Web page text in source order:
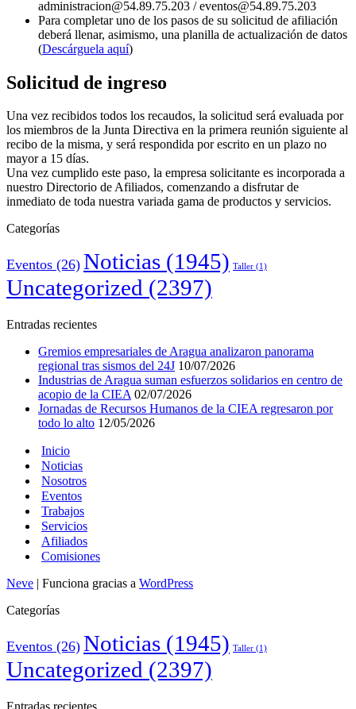
administracion@54.89.75.203 / eventos@54.89.75.203
Para completar uno de los pasos de su solicitud de afiliación
deberá llenar, asimismo, una planilla de actualización de datos
(Descárguela aquí)
Solicitud de ingreso
Una vez recibidos todos los recaudos, la solicitud será evaluada por
los miembros de la Junta Directiva en la primera reunión siguiente al
recibo de la misma, y será respondida por escrito en un plazo no
mayor a 15 días.
Una vez cumplido este paso, la empresa solicitante es incorporada a
nuestro Directorio de Afiliados, comenzando a disfrutar de
inmediato de toda nuestra variada gama de productos y servicios.
Categorías
Eventos (26) Noticias (1945) Taller (1)
Uncategorized (2397)
Entradas recientes
Gremios empresariales de Aragua analizaron panorama
regional tras sismos del 24J 10/07/2026
Industrias de Aragua suman esfuerzos solidarios en centro de
acopio de la CIEA 02/07/2026
Jornadas de Recursos Humanos de la CIEA regresaron por
todo lo alto 12/05/2026
Inicio
Noticias
Nosotros
Eventos
Trabajos
Servicios
Afiliados
Comisiones
Neve | Funciona gracias a WordPress
Categorías
Eventos (26) Noticias (1945) Taller (1)
Uncategorized (2397)